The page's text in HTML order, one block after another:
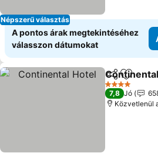
Népszerű választás
A pontos árak megtekintéséhez
válasszon dátumokat
Megosztás
4 Kategória
7,8 Jó
Közvetlenül